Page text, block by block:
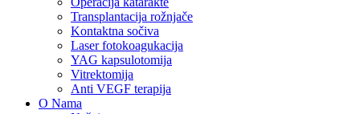
Transplantacija rožnjače
Kontaktna sočiva
Laser fotokoagukacija
YAG kapsulotomija
Vitrektomija
Anti VEGF terapija
O Nama